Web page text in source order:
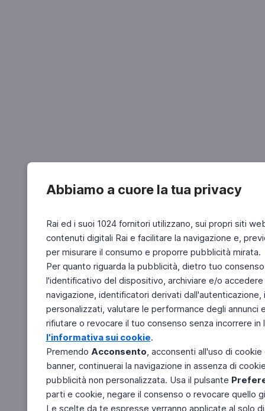
Abbiamo a cuore la tua privacy
Rai ed i suoi 1024 fornitori utilizzano, sui propri siti
contenuti digitali Rai e facilitare la navigazione e,
per misurare il consumo e proporre pubblicità mirata.
Per quanto riguarda la pubblicità, dietro tuo
l'identificativo del dispositivo, archiviare e/o
navigazione, identificatori derivati
personalizzati, valutare le performance degli
rifiutare o revocare il tuo consenso senza incorrere
l'informativa sui cookie.
Premendo Acconsento, acconsenti all'uso di
banner, continuerai la navigazione in assenza di
pubblicità non personalizzata. Usa il pulsante
parti e cookie, negare il consenso o revocare quello
Le scelte da te espresse verranno applicate al solo